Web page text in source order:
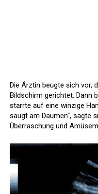
Die Ärztin beugte sich vor,
Bildschirm gerichtet. Dann
starrte auf eine winzige
saugt am Daumen“, sagte
Überraschung und